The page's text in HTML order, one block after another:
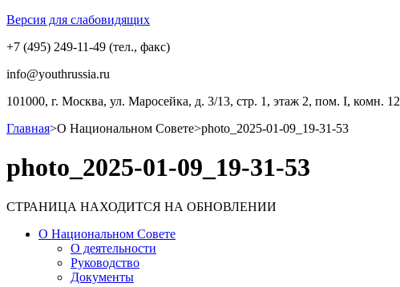
Версия для слабовидящих
+7 (495) 249-11-49 (тел., факс)
info@youthrussia.ru
101000, г. Москва, ул. Маросейка, д. 3/13, стр. 1, этаж 2, пом. I, комн. 12
Главная>О Национальном Совете>photo_2025-01-09_19-31-53
photo_2025-01-09_19-31-53
СТРАНИЦА НАХОДИТСЯ НА ОБНОВЛЕНИИ
О Национальном Совете
О деятельности
Руководство
Документы